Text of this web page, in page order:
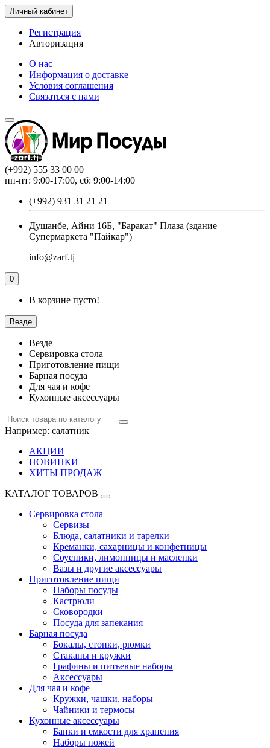
Личный кабинет
Регистрация
Авторизация
О нас
Информация о доставке
Условия соглашения
Связаться с нами
(+992) 555 33 00 00
пн-пт: 9:00-17:00, сб: 9:00-14:00
(+992) 931 31 21 21
Душанбе, Айни 16Б, "Баракат" Плаза (здание
Супермаркета "Пайкар")
info@zarf.tj
0
В корзине пусто!
Везде
Везде
Сервировка стола
Приготовление пищи
Барная посуда
Для чая и кофе
Кухонные аксессуары
Например: салатник
АКЦИИ
НОВИНКИ
ХИТЫ ПРОДАЖ
КАТАЛОГ ТОВАРОВ
Сервировка стола
Сервизы
Блюда, салатники и тарелки
Креманки, сахарницы и конфетницы
Соусники, лимонницы и масленки
Вазы и другие аксессуары
Приготовление пищи
Наборы посуды
Кастрюли
Сковородки
Посуда для запекания
Барная посуда
Бокалы, стопки, рюмки
Стаканы и кружки
Графины и питьевые наборы
Аксессуары
Для чая и кофе
Кружки, чашки, наборы
Чайники и термосы
Кухонные аксессуары
Банки и емкости для хранения
Наборы ножей